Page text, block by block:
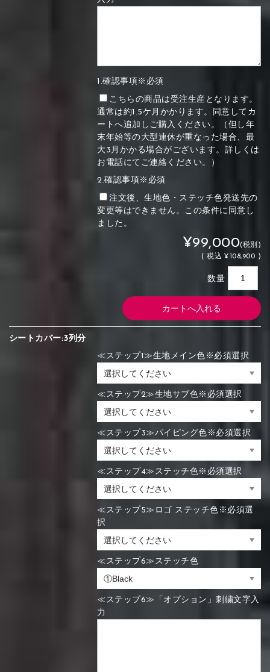
1.確認事項※必須
こちらの商品は受注生産となります。
通常は約1.5ケ月かかります。同意してカ
ートへ追加しご購入ください。（但し年
末年始等の大型連休が重なった場合、最
大3月かかる場合がございます。詳しくは
お電話にてご連絡ください。）
2.確認事項※必須
注文後、生地色・ステッチ色発送先の
変更等はできません。この条件に同意し
ました。
¥99,000(税別)
(税込 ¥108,900 )
数量
シートカバー:3列分
≪ステップ1≫生地メイン色※必須選択
≪ステップ2≫生地サブ色※必須選択
≪ステップ3≫パイピング色※必須選択
≪ステップ4≫ステッチ色※必須選択
≪ステップ5≫ロゴ ステッチ色※必須選
択
≪ステップ6≫ステッチ色
≪ステップ6≫「オプション」刺繍文字入
力